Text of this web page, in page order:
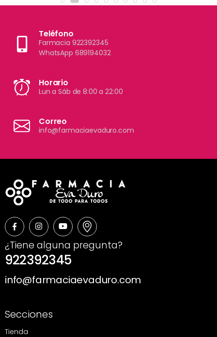
Teléfono
Farmacia 922392345
WhatsApp 689194032
Horario
Lun a Sáb de 8:00 a 22:00
Correo
info@farmaciaevaduro.com
¿Tiene alguna pregunta?
922392345
info@farmaciaevaduro.com
Secciones
Tienda